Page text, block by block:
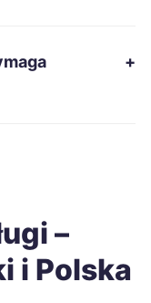
+
–
i Polska